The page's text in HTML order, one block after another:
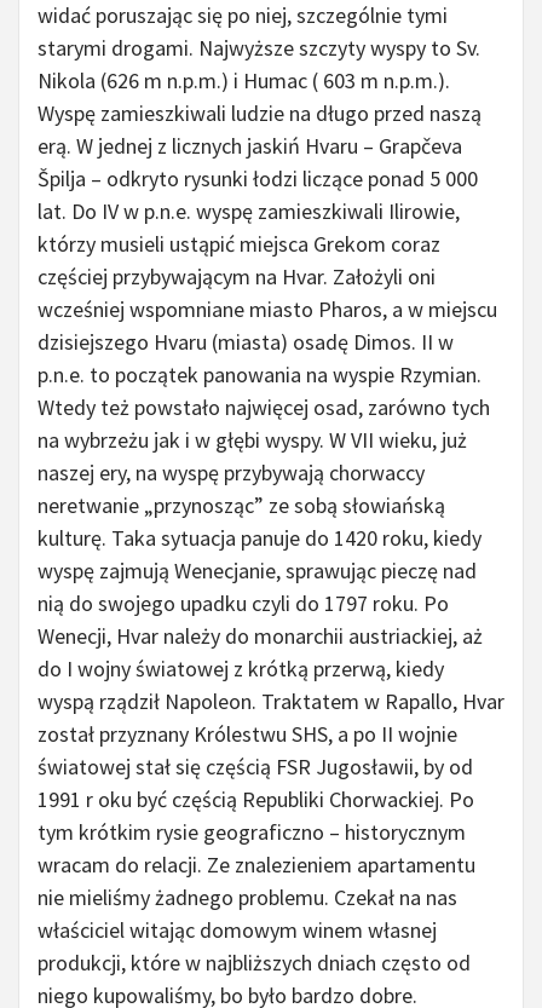
widać poruszając się po niej, szczególnie tymi
starymi drogami. Najwyższe szczyty wyspy to Sv.
Nikola (626 m n.p.m.) i Humac ( 603 m n.p.m.).
Wyspę zamieszkiwali ludzie na długo przed naszą
erą. W jednej z licznych jaskiń Hvaru – Grapčeva
Špilja – odkryto rysunki łodzi liczące ponad 5 000
lat. Do IV w p.n.e. wyspę zamieszkiwali Ilirowie,
którzy musieli ustąpić miejsca Grekom coraz
częściej przybywającym na Hvar. Założyli oni
wcześniej wspomniane miasto Pharos, a w miejscu
dzisiejszego Hvaru (miasta) osadę Dimos. II w
p.n.e. to początek panowania na wyspie Rzymian.
Wtedy też powstało najwięcej osad, zarówno tych
na wybrzeżu jak i w głębi wyspy. W VII wieku, już
naszej ery, na wyspę przybywają chorwaccy
neretwanie „przynosząc” ze sobą słowiańską
kulturę. Taka sytuacja panuje do 1420 roku, kiedy
wyspę zajmują Wenecjanie, sprawując pieczę nad
nią do swojego upadku czyli do 1797 roku. Po
Wenecji, Hvar należy do monarchii austriackiej, aż
do I wojny światowej z krótką przerwą, kiedy
wyspą rządził Napoleon. Traktatem w Rapallo, Hvar
został przyznany Królestwu SHS, a po II wojnie
światowej stał się częścią FSR Jugosławii, by od
1991 r oku być częścią Republiki Chorwackiej. Po
tym krótkim rysie geograficzno – historycznym
wracam do relacji. Ze znalezieniem apartamentu
nie mieliśmy żadnego problemu. Czekał na nas
właściciel witając domowym winem własnej
produkcji, które w najbliższych dniach często od
niego kupowaliśmy, bo było bardzo dobre.